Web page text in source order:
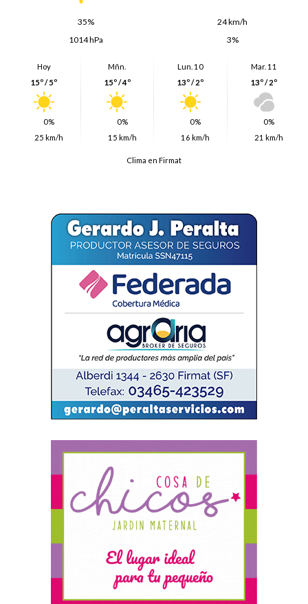
35%
24 km/h
1014 hPa
3%
Hoy
15º / 5º
0%
25 km/h
Mñn.
15º / 4º
0%
15 km/h
Lun. 10
13º / 2º
0%
16 km/h
Mar. 11
13º / 2º
0%
21 km/h
Clima en Firmat